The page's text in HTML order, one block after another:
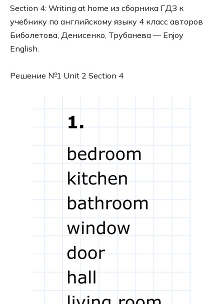
Section 4: Writing at home из сборника ГДЗ к
учебнику по английскому языку 4 класс авторов
Биболетова, Денисенко, Трубанева — Enjoy
English.
Решение №1 Unit 2 Section 4